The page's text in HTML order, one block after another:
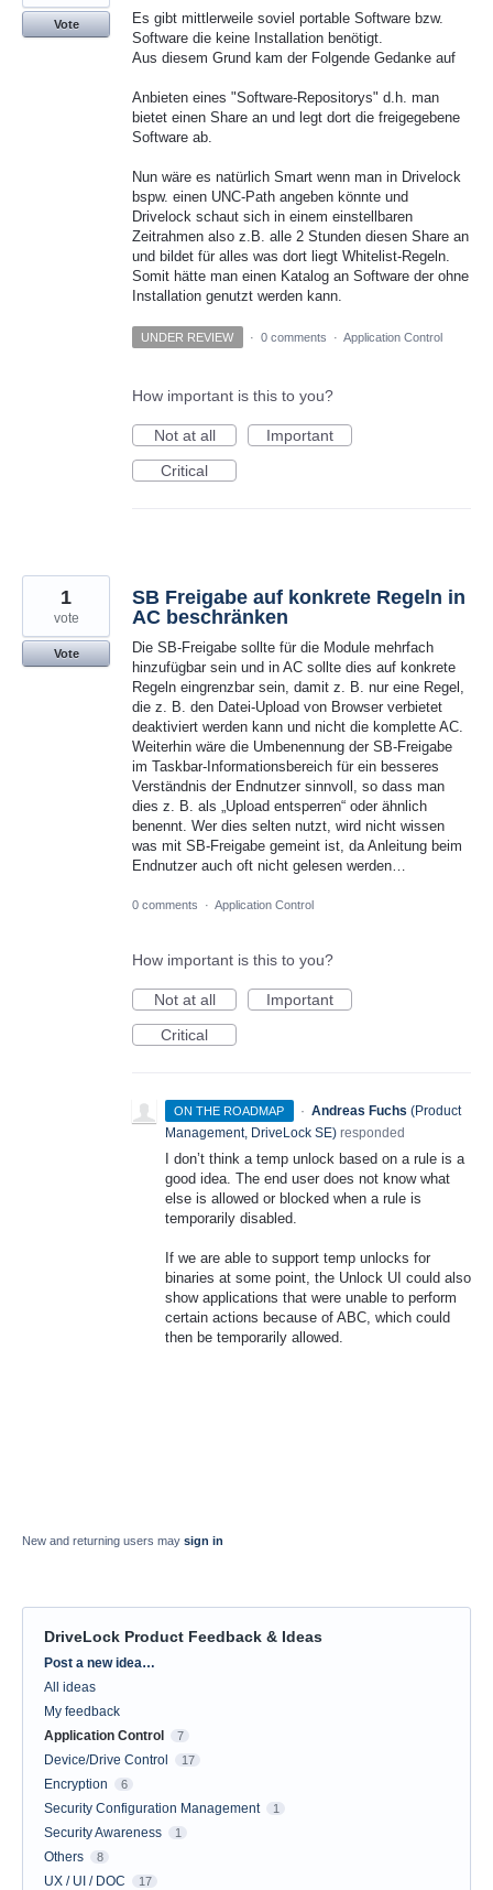
Es gibt mittlerweile soviel portable Software bzw.
Software die keine Installation benötigt.
Aus diesem Grund kam der Folgende Gedanke auf
Anbieten eines "Software-Repositorys" d.h. man
bietet einen Share an und legt dort die freigegebene
Software ab.
Nun wäre es natürlich Smart wenn man in Drivelock
bspw. einen UNC-Path angeben könnte und
Drivelock schaut sich in einem einstellbaren
Zeitrahmen also z.B. alle 2 Stunden diesen Share an
und bildet für alles was dort liegt Whitelist-Regeln.
Somit hätte man einen Katalog an Software der ohne
Installation genutzt werden kann.
Vote
UNDER REVIEW · 0 comments · Application Control
How important is this to you?
Not at all
Important
Critical
SB Freigabe auf konkrete Regeln in
AC beschränken
Die SB-Freigabe sollte für die Module mehrfach
hinzufügbar sein und in AC sollte dies auf konkrete
Regeln eingrenzbar sein, damit z. B. nur eine Regel,
die z. B. den Datei-Upload von Browser verbietet
deaktiviert werden kann und nicht die komplette AC.
Weiterhin wäre die Umbenennung der SB-Freigabe
im Taskbar-Informationsbereich für ein besseres
Verständnis der Endnutzer sinnvoll, so dass man
dies z. B. als „Upload entsperren“ oder ähnlich
benennt. Wer dies selten nutzt, wird nicht wissen
was mit SB-Freigabe gemeint ist, da Anleitung beim
Endnutzer auch oft nicht gelesen werden…
1
vote
Vote
0 comments · Application Control
How important is this to you?
Not at all
Important
Critical
ON THE ROADMAP · Andreas Fuchs (Product
Management, DriveLock SE) responded
I don’t think a temp unlock based on a rule is a
good idea. The end user does not know what
else is allowed or blocked when a rule is
temporarily disabled.
If we are able to support temp unlocks for
binaries at some point, the Unlock UI could also
show applications that were unable to perform
certain actions because of ABC, which could
then be temporarily allowed.
New and returning users may sign in
DriveLock Product Feedback & Ideas
Categories
Post a new idea…
All ideas
My feedback
Application Control
7
Device/Drive Control 17
Encryption 6
Security Configuration Management 1
Security Awareness 1
Others 8
UX / UI / DOC 17